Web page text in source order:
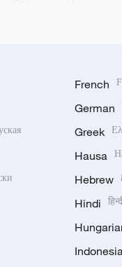
French
German
Greek
Hausa
Hebrew
Hindi